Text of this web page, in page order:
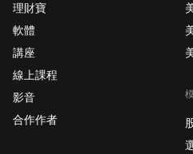
理財寶
軟體
講座
線上課程
影音
合作作者